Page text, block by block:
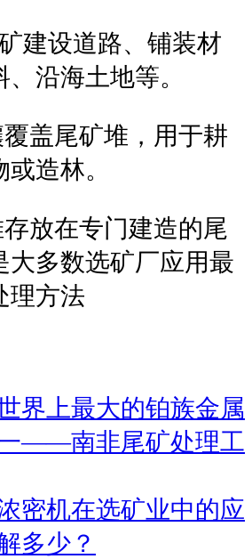
建设道路、铺装材
沿海土地等。
覆盖尾矿堆，用于耕
造林。
存放在专门建造的尾
大多数选矿厂应用最
理方法
界上最大的铂族金属
——南非尾矿处理工
密机在选矿业中的应
多少？